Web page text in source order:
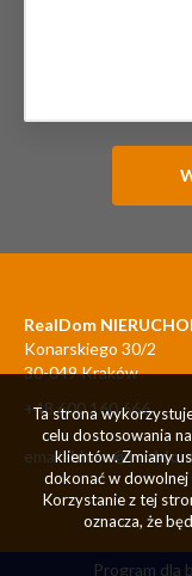
RealDom
Konarskiego 30/2
30-049 Kraków
+48 600 160 666
email:
Program dla
Ta strona
celu dostosowania
klientów. Zmiany
dokonać w dowolnej
Korzystanie z tej
oznacza, że